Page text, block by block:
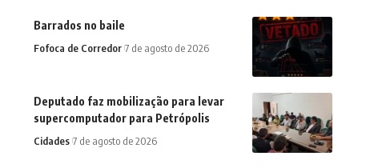
Barrados no baile
Fofoca de Corredor 7 de agosto de 2026
Deputado faz mobilização para levar
supercomputador para Petrópolis
Cidades 7 de agosto de 2026